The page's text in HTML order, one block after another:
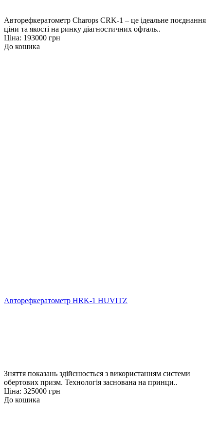
Авторефкератометр Charops CRK-1 – це ідеальне поєднання
ціни та якості на ринку діагностичних офталь..
Ціна: 193000 грн
До кошика
Авторефкератометр HRK-1 HUVITZ
Зняття показань здійснюється з використанням системи
обертових призм. Технологія заснована на принци..
Ціна: 325000 грн
До кошика